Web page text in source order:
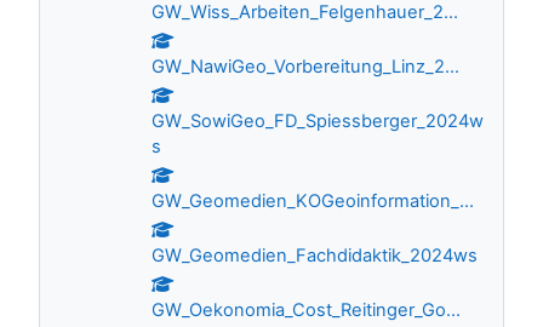
GW_Wiss_Arbeiten_Felgenhauer_2...
GW_NawiGeo_Vorbereitung_Linz_2...
GW_SowiGeo_FD_Spiessberger_2024w
s
GW_Geomedien_KOGeoinformation_...
GW_Geomedien_Fachdidaktik_2024ws
GW_Oekonomia_Cost_Reitinger_Go...